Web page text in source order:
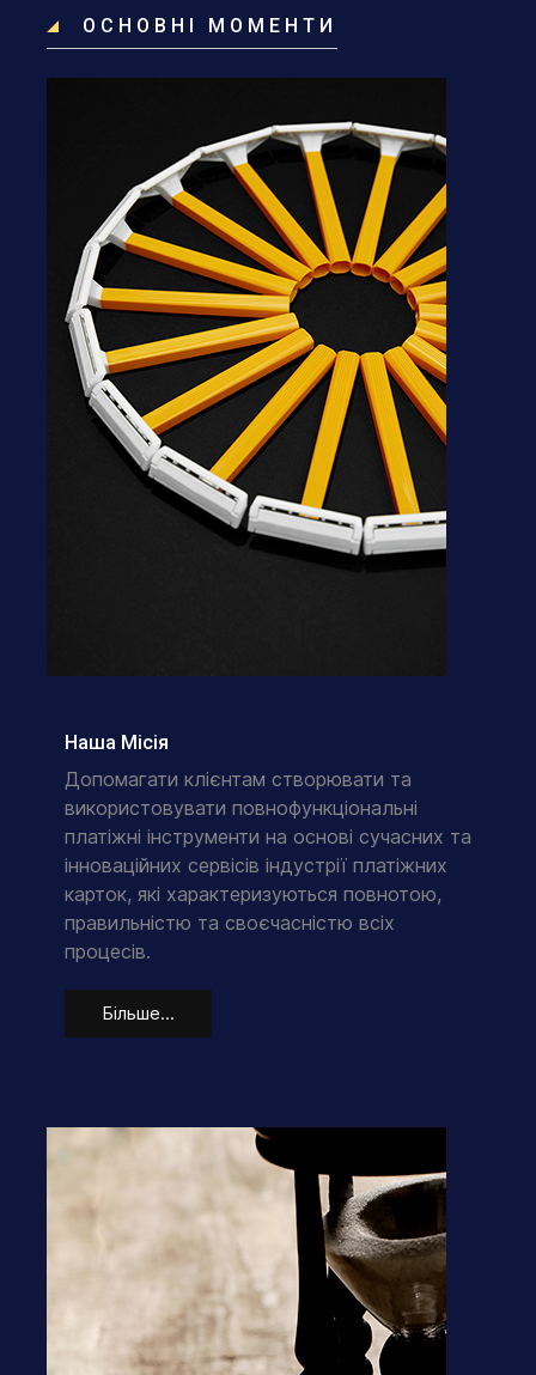
ОСНОВНІ МОМЕНТИ
Наша Місія
Допомагати клієнтам створювати та
використовувати повнофункціональні
платіжні інструменти на основі сучасних та
інноваційних сервісів індустрії платіжних
карток, які характеризуються повнотою,
правильністю та своєчасністю всіх
процесів.
Більше...